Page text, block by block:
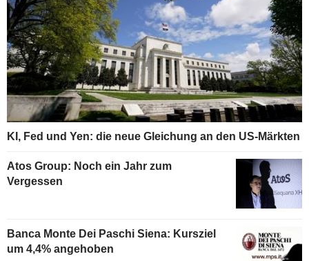
KI, Fed und Yen: die neue Gleichung an den US-Märkten
Atos Group: Noch ein Jahr zum
Vergessen
Banca Monte Dei Paschi Siena: Kursziel
um 4,4% angehoben